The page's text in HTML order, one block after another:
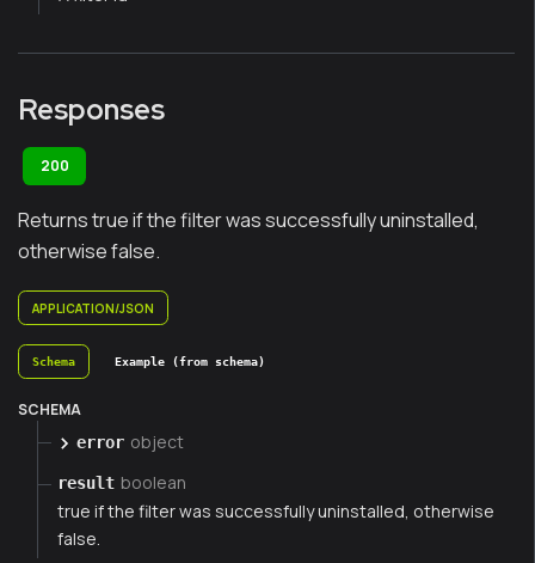
Responses
200
Returns true if the filter was successfully uninstalled,
otherwise false.
APPLICATION/JSON
Schema Example (from schema)
SCHEMA
error object
result boolean
true if the filter was successfully uninstalled, otherwise
false.